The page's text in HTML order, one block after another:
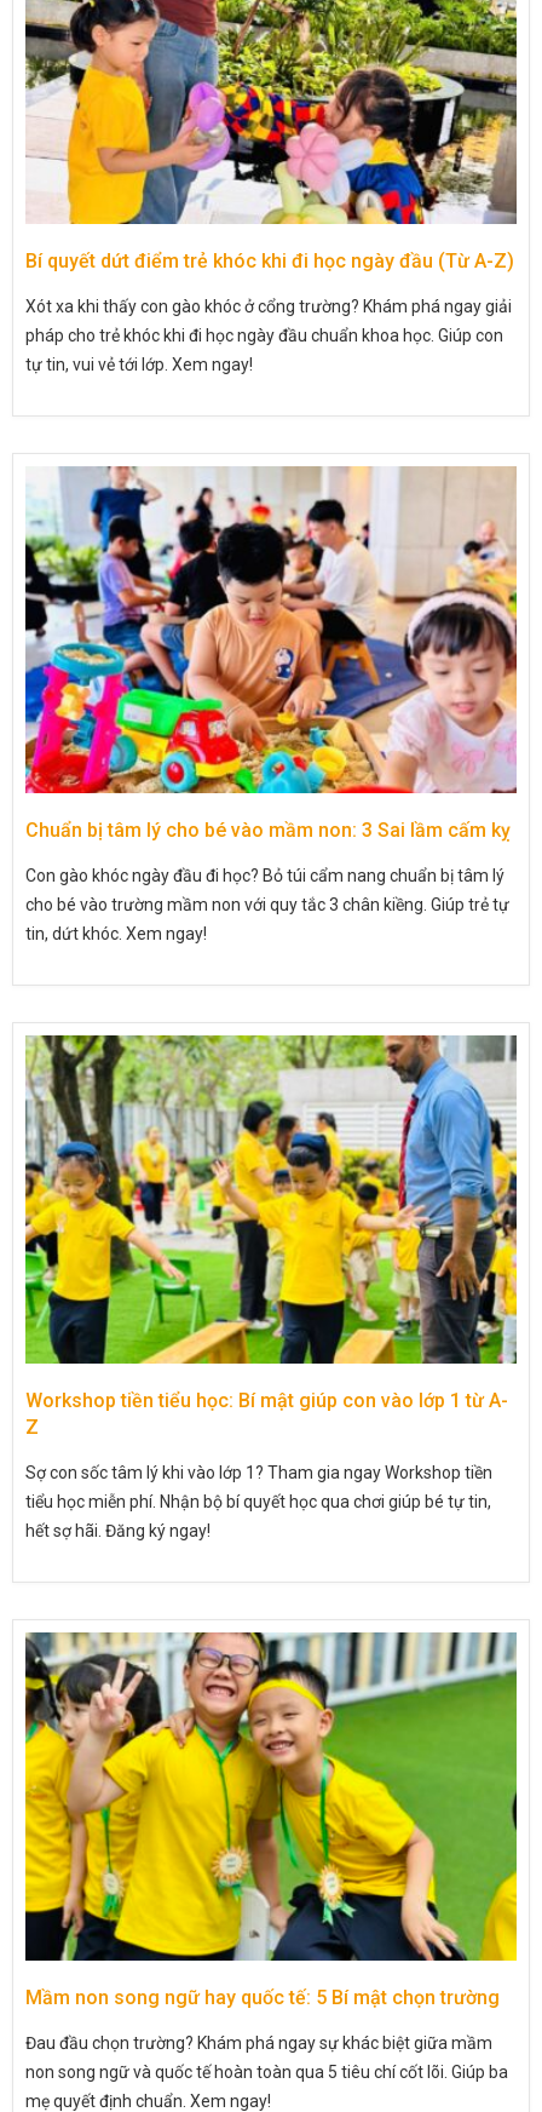
Bí quyết dứt điểm trẻ khóc khi đi học ngày đầu (Từ A-Z)
Xót xa khi thấy con gào khóc ở cổng trường? Khám phá ngay giải
pháp cho trẻ khóc khi đi học ngày đầu chuẩn khoa học. Giúp con
tự tin, vui vẻ tới lớp. Xem ngay!
Chuẩn bị tâm lý cho bé vào mầm non: 3 Sai lầm cấm kỵ
Con gào khóc ngày đầu đi học? Bỏ túi cẩm nang chuẩn bị tâm lý
cho bé vào trường mầm non với quy tắc 3 chân kiềng. Giúp trẻ tự
tin, dứt khóc. Xem ngay!
Workshop tiền tiểu học: Bí mật giúp con vào lớp 1 từ A-
Z
Sợ con sốc tâm lý khi vào lớp 1? Tham gia ngay Workshop tiền
tiểu học miễn phí. Nhận bộ bí quyết học qua chơi giúp bé tự tin,
hết sợ hãi. Đăng ký ngay!
Mầm non song ngữ hay quốc tế: 5 Bí mật chọn trường
Đau đầu chọn trường? Khám phá ngay sự khác biệt giữa mầm
non song ngữ và quốc tế hoàn toàn qua 5 tiêu chí cốt lõi. Giúp ba
mẹ quyết định chuẩn. Xem ngay!